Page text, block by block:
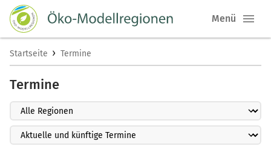
Menü
Startseite › Termine
Termine